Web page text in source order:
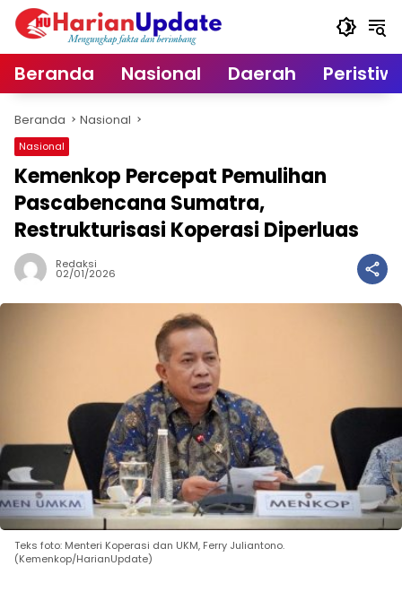
Langsung
Beranda Nasional Daerah
Beranda Nasional
Nasional
Kemenkop Percepat Pemulihan
Pascabencana Sumatra,
Restrukturisasi Koperasi Diperluas
Redaksi
02/01/2026
Teks foto: Menteri Koperasi dan UKM, Ferry Juliantono.
(Kemenkop/HarianUpdate)